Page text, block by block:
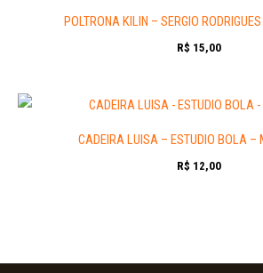
POLTRONA KILIN – SERGIO
R$ 15,00
CADEIRA LUISA – ESTUDIO BOLA –
R$ 12,00